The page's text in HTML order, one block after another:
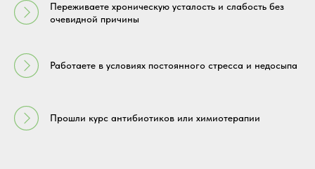
Переживаете хроническую усталость и слабость без
очевидной причины
Работаете в условиях постоянного стресса и недосыпа
Прошли курс антибиотиков или химиотерапии